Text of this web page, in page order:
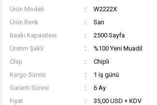
Ürün Modeli
W2222X
Ürün Renk
Sarı
Baskı Kapasitesi
2500 Sayfa
Üretim Şekli
%100 Yeni Muadil
Chip
Chipli
Kargo Süresi
1 iş günü
Garanti Süresi
6 Ay
Fiyat
35,00 USD + KDV